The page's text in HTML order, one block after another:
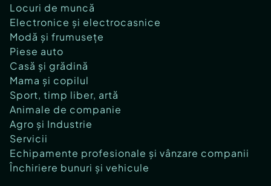
Locuri de muncă
Electronice și electrocasnice
Modă și frumusețe
Piese auto
Casă și grădină
Mama și copilul
Sport, timp liber, artă
Animale de companie
Agro și Industrie
Servicii
Echipamente profesionale și vânzare companii
Închiriere bunuri și vehicule